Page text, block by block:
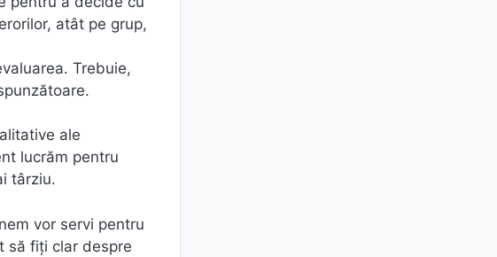
atât pe grup,
Trebuie,
ale
lucrăm pentru
târziu.
vor servi pentru
să fiți clar despre